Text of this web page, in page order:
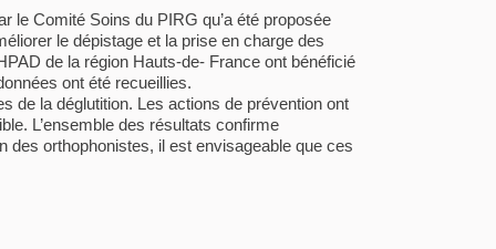
le Comité Soins du PIRG qu’a été proposée
le dépistage et la prise en charge des
de la région Hauts-de- France ont bénéficié
ont été recueillies.
de la déglutition. Les actions de prévention ont
L’ensemble des résultats confirme
des orthophonistes, il est envisageable que ces